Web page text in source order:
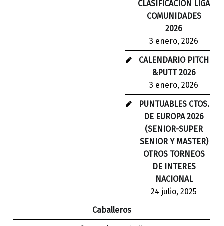
CLASIFICACION LIGA
COMUNIDADES
2026
3 enero, 2026
CALENDARIO PITCH
&PUTT 2026
3 enero, 2026
PUNTUABLES CTOS.
DE EUROPA 2026
(SENIOR-SUPER
SENIOR Y MASTER)
OTROS TORNEOS
DE INTERES
NACIONAL
24 julio, 2025
Caballeros